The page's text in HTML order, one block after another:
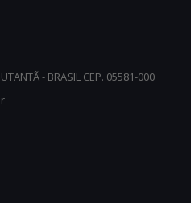
- BRASIL CEP. 05581-000